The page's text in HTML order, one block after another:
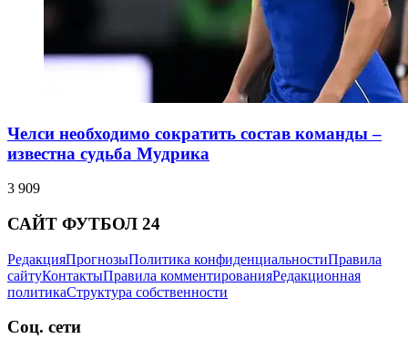
Челси необходимо сократить состав команды –
известна судьба Мудрика
3 909
САЙТ ФУТБОЛ 24
РедакцияПрогнозыПолитика конфиденциальностиПравила
сайтуКонтактыПравила комментированияРедакционная
политикаСтруктура собственности
Соц. сети